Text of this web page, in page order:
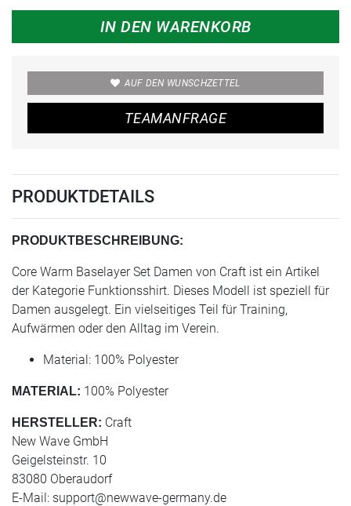
IN DEN WARENKORB
AUF DEN WUNSCHZETTEL
TEAMANFRAGE
PRODUKTDETAILS
PRODUKTBESCHREIBUNG:
Core Warm Baselayer Set Damen von Craft ist ein Artikel
der Kategorie Funktionsshirt. Dieses Modell ist speziell für
Damen ausgelegt. Ein vielseitiges Teil für Training,
Aufwärmen oder den Alltag im Verein.
Material: 100% Polyester
MATERIAL: 100% Polyester
HERSTELLER: Craft
New Wave GmbH
Geigelsteinstr. 10
83080 Oberaudorf
E-Mail: support@newwave-germany.de